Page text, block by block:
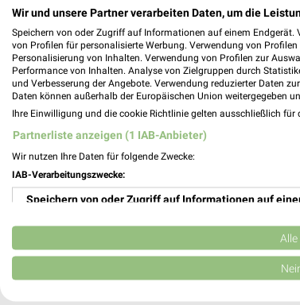
Louis Prospekte und
Lucas Outdoor Filialen &
Lucky Bike Filialen &
Löcken Baustoffe & Baumarkt
Wir und unsere Partner verarbeiten Daten, um die
Speichern von oder Zugriff auf Informationen auf einem Endgerät.
von Profilen für personalisierte Werbung. Verwendung von
Personalisierung von Inhalten. Verwendung von Profilen zur
Performance von Inhalten. Analyse von Zielgruppen durch
und Verbesserung der Angebote. Verwendung reduzierter Daten
Daten können außerhalb der Europäischen Union weitergegeben
Ihre Einwilligung und die cookie Richtlinie gelten ausschließlich für
Partnerliste anzeigen (1 IAB-Anbieter)
Wir nutzen Ihre Daten für folgende Zwecke:
IAB-Verarbeitungszwecke:
Speichern von oder Zugriff auf Informationen auf
Verwendung reduzierter Daten zur Auswahl von
Erstellung von Profilen für personalisierte Werbung